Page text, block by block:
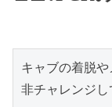
キャブの着脱
非チャレンジし